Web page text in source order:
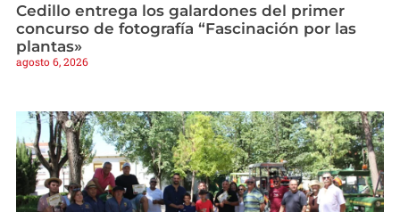
Cedillo entrega los galardones del primer
concurso de fotografía “Fascinación por las
plantas»
agosto 6, 2026